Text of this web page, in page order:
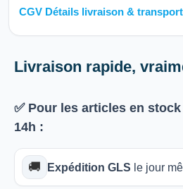
CGV Détails livraison &
Livraison rapide,
✅ Pour les articles en stock
14h :
🚚 Expédition GLS le jour